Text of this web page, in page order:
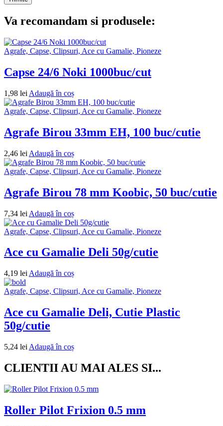
Va recomandam si produsele:
Agrafe, Capse, Clipsuri, Ace cu Gamalie, Pioneze
Capse 24/6 Noki 1000buc/cut
1,98 lei Adaugă în coș
Agrafe, Capse, Clipsuri, Ace cu Gamalie, Pioneze
Agrafe Birou 33mm EH, 100 buc/cutie
2,46 lei Adaugă în coș
Agrafe, Capse, Clipsuri, Ace cu Gamalie, Pioneze
Agrafe Birou 78 mm Koobic, 50 buc/cutie
7,34 lei Adaugă în coș
Agrafe, Capse, Clipsuri, Ace cu Gamalie, Pioneze
Ace cu Gamalie Deli 50g/cutie
4,19 lei Adaugă în coș
Agrafe, Capse, Clipsuri, Ace cu Gamalie, Pioneze
Ace cu Gamalie Deli, Cutie Plastic
50g/cutie
5,24 lei Adaugă în coș
CLIENTII AU MAI ALES SI...
Roller Pilot Frixion 0.5 mm